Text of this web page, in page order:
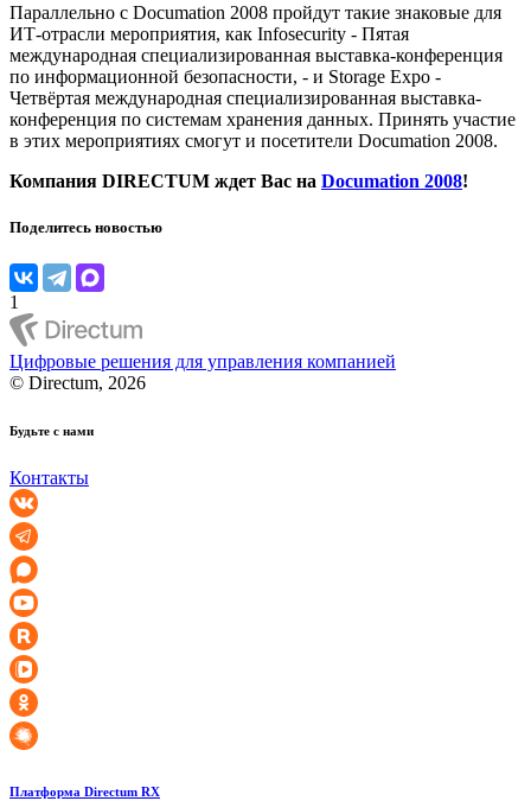
Параллельно с Documation 2008 пройдут такие знаковые для
ИТ-отрасли мероприятия, как Infosecurity - Пятая
международная специализированная выставка-конференция
по информационной безопасности, - и Storage Expo -
Четвёртая международная специализированная выставка-
конференция по системам хранения данных. Принять участие
в этих мероприятиях смогут и посетители Documation 2008.
Компания DIRECTUM ждет Вас на Documation 2008!
Поделитесь новостью
1
Цифровые решения для управления компанией
© Directum, 2026
Будьте с нами
Контакты
Платформа Directum RX